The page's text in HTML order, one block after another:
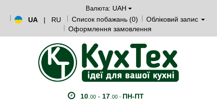
Валюта: UAH
UA
| RU Список побажань (0)
Обліковий запис
Оформлення замовлення
10. 00- 17. 00 - ПН-ПТ